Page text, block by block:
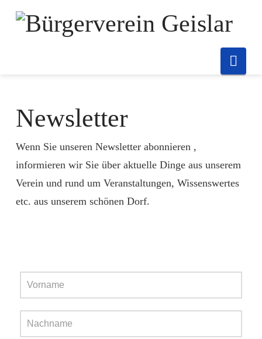
Newsletter
Wenn Sie unseren Newsletter abonnieren ,
informieren wir Sie über aktuelle Dinge aus unserem
Verein und rund um Veranstaltungen, Wissenswertes
etc. aus unserem schönen Dorf.